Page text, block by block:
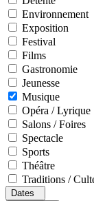
Environnement
Exposition
Festival
Films
Gastronomie
Jeunesse
Musique
Opéra / Lyrique
Salons / Foires
Spectacle
Sports
Théâtre
Traditions /
Dates